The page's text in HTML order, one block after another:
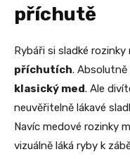
příchutě
Rybáři si sladké
příchutích.
klasický med. Ale
neuvěřitelně lákavé
Navíc medové rozinky
vizuálně láká ryby k